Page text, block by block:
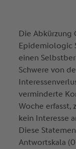
Die Abkürzung
Epidemiologic
einen
Schwere von
verminderte
Woche erfasst,
kein Interesse
Diese
Antwortskala